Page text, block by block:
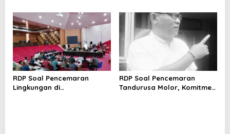
Semnata Merah Putih
RDP Soal Pencemaran
Lingkungan di
RDP Soal Pencemaran
Tandurusa Molor, Komitmen